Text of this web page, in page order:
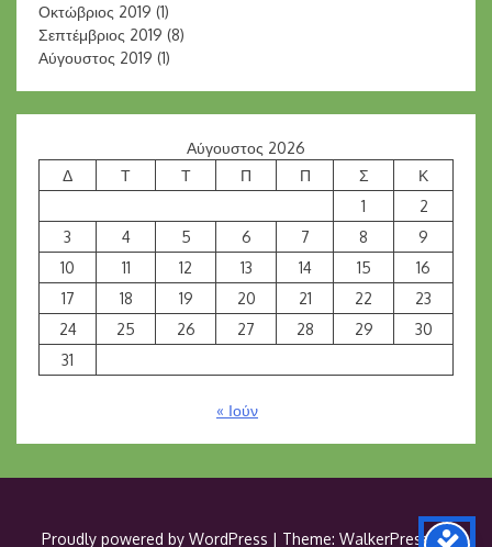
Οκτώβριος 2019 (1)
Σεπτέμβριος 2019 (8)
Αύγουστος 2019 (1)
Αύγουστος 2026
Δ
Τ Τ Π Π Σ
Κ
1
2
3
4 5 6 7 8
9
10
11 12 13 14 15
16
17
18 19 20 21 22
23
24
25 26 27 28 29
30
31
« Ιούν
Proudly powered by WordPress | Theme: WalkerPress by